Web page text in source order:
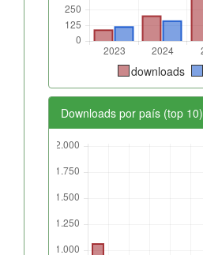
downloads
Downloads por país (top 10)